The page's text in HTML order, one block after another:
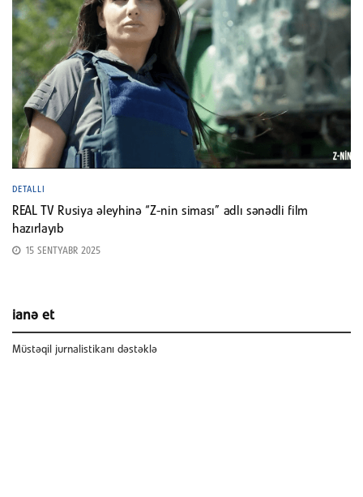
DETALLI
REAL TV Rusiya əleyhinə “Z-nin siması” adlı sənədli film
hazırlayıb
15 SENTYABR 2025
ianə et
Müstəqil jurnalistikanı dəstəklə